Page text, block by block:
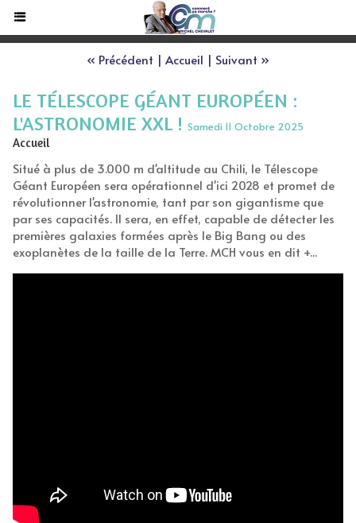
« Précédent | Accueil | Suivant »
LE TÉLESCOPE GÉANT EUROPÉEN :
L'ASTRONOMIE XXL ! Samedi 11 Octobre 2025
Accueil
Situé à plus de 3.000 m d'altitude au Chili, le Télescope
Géant Européen sera opérationnel d'ici 2028 et promet de
révolutionner l'astronomie, tant par son gigantisme que
par ses capacités. Il sera, en effet, capable de détecter les
premières galaxies formées après le Big Bang ou des
exoplanètes de la taille de la Terre. MCH vous en dit +...